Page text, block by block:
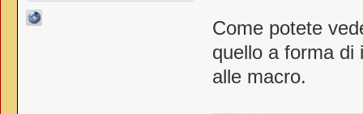
Come potete
quello a forma di
alle macro.